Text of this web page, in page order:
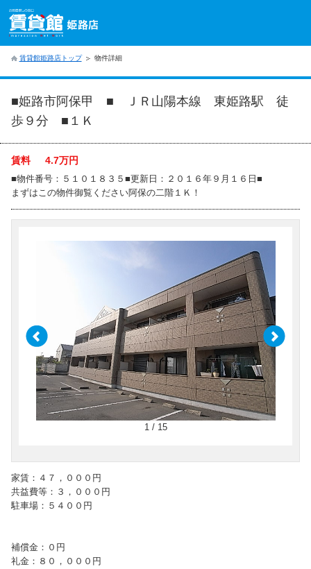
賃貸館姫路店トップ 物件詳細
■姫路市阿保甲 ■ ＪＲ山陽本線 東姫路駅 徒
歩９分 ■１Ｋ
賃料 4.7万円
■物件番号：５１０１８３５■更新日：２０１６年９月１６日■
まずはこの物件御覧ください阿保の二階１Ｋ！
1 / 15
家賃：４７，０００円
共益費等：３，０００円
駐車場：５４００円
補償金：０円
礼金：８０，０００円